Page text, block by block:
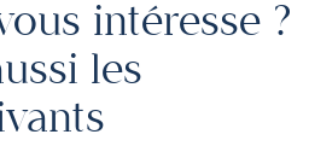
intéresse ?
les